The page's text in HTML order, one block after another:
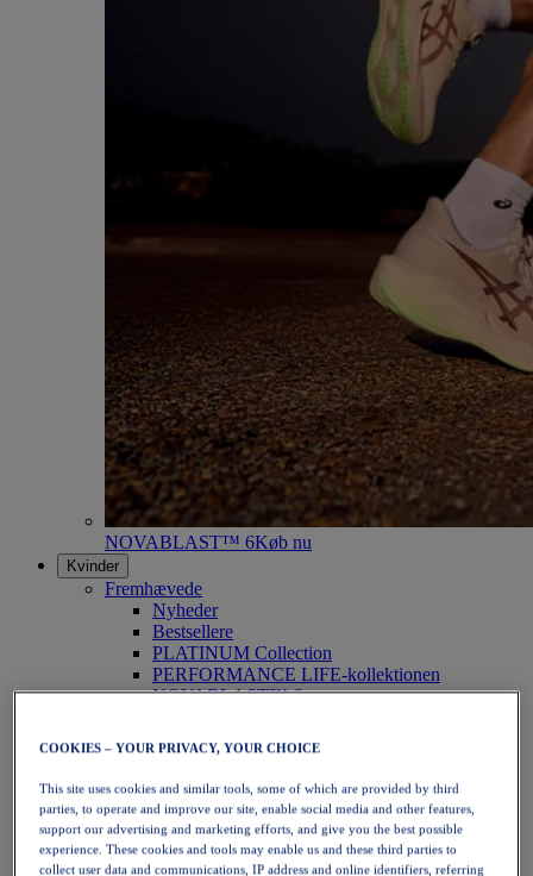
NOVABLAST™ 6Køb nu
Kvinder
Fremhævede
Nyheder
Bestsellere
PLATINUM Collection
PERFORMANCE LIFE-kollektionen
NOVABLAST™ 6
Løb
Trailløb
Tennis
Volleyball
Håndbold
Padel
Netbold
COOKIES – YOUR PRIVACY, YOUR CHOICE
This site uses cookies and similar tools, some of which are provided by third
parties, to operate and improve our site, enable social media and other features,
support our advertising and marketing efforts, and give you the best possible
experience. These cookies and tools may enable us and these third parties to
collect user data and communications, IP address and online identifiers, referring